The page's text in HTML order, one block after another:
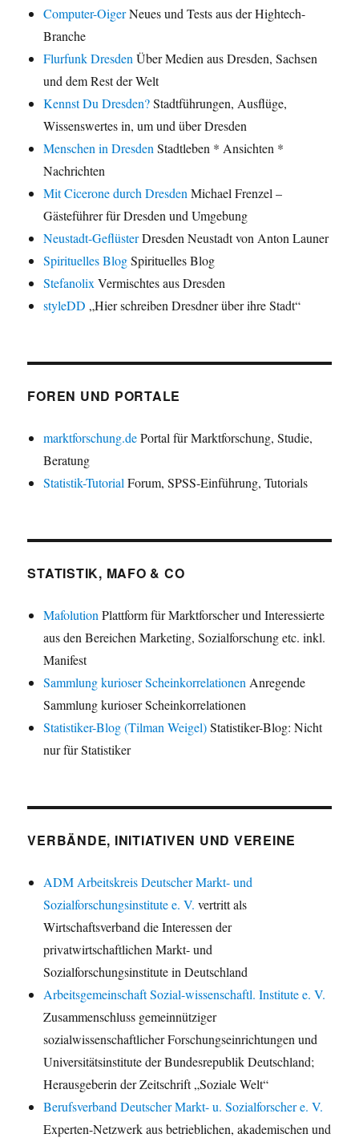
Computer-OigerNeues und Tests aus der Hightech-
Branche
Flurfunk Dresden Über Medien aus Dresden, Sachsen
und dem Rest der Welt
Kennst Du Dresden?Stadtführungen, Ausflüge,
Wissenswertes in, um und über Dresden
Menschen in Dresden Stadtleben * Ansichten *
Nachrichten
Mit Cicerone durch Dresden Michael Frenzel –
Gästeführer für Dresden und Umgebung
Neustadt-GeflüsterDresden Neustadt von Anton Launer
Spirituelles BlogSpirituelles Blog
Stefanolix Vermischtes aus Dresden
styleDD „Hier schreiben Dresdner über ihre Stadt“
FOREN UND PORTALE
marktforschung.dePortal für Marktforschung, Studie,
Beratung
Statistik-Tutorial Forum, SPSS-Einführung, Tutorials
STATISTIK, MAFO & CO
Mafolution Plattform für Marktforscher und Interessierte
aus den Bereichen Marketing, Sozialforschung etc. inkl.
Manifest
Sammlung kurioser Scheinkorrelationen Anregende
Sammlung kurioser Scheinkorrelationen
Statistiker-Blog (Tilman Weigel)Statistiker-Blog: Nicht
nur für Statistiker
VERBÄNDE, INITIATIVEN UND VEREINE
ADM Arbeitskreis Deutscher Markt- und
Sozialforschungsinstitute e. V. vertritt als
Wirtschaftsverband die Interessen der
privatwirtschaftlichen Markt- und
Sozialforschungsinstitute in Deutschland
Arbeitsgemeinschaft Sozial-wissenschaftl. Institute e. V.
Zusammenschluss gemeinnütziger
sozialwissenschaftlicher Forschungseinrichtungen und
Universitätsinstitute der Bundesrepublik Deutschland;
Herausgeberin der Zeitschrift „Soziale Welt“
Berufsverband Deutscher Markt- u. Sozialforscher e. V.
Experten-Netzwerk aus betrieblichen, akademischen und